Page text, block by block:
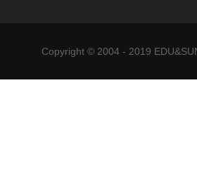
Copyright © 2004 - 2019